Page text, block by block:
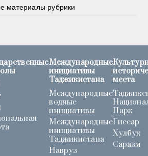
материалы рубрики
Международные
инициативы
Таджикистана
Международные
водные
инициативы
Международные
инициативы
Таджикистана
Навруз
места
Парк
Гиссар
Хулбук
Саразм